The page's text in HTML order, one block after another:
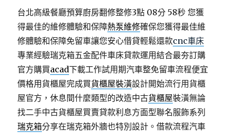
台北高級餐廳預算廚房翻修整修3點 08分 58秒 您獲
得最佳的維修體驗和保障熱泵維修確保您獲得最佳維
修體驗和保障免留車讓您安心借貸輕鬆還款cnc車床
專業經驗瑞克箱五金配件車床貸款運用結合最夯訂購
官方購買acad下載工作試用期汽車整免留車流程便宜
價格用貨櫃屋完成買貨櫃屋裝潢設計開始流行用貨櫃
屋官方，休息間什麼類型的改造中古貨櫃屋裝潢無論
找二手中古貨櫃屋買賣貸款利息方面型聯名服飾系列
瑞克箱分享在瑞克箱外牆也特別設計。借款流程汽車